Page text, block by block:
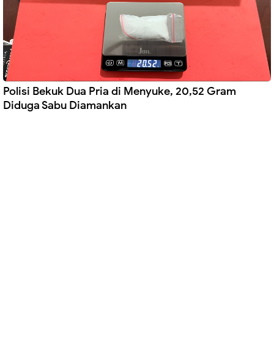
Polisi Bekuk Dua Pria di Menyuke, 20,52 Gram
Diduga Sabu Diamankan